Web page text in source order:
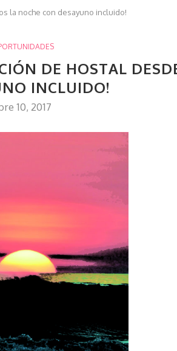
la noche con desayuno incluido!
DE HOSTAL
INCLUIDO!
10, 2017